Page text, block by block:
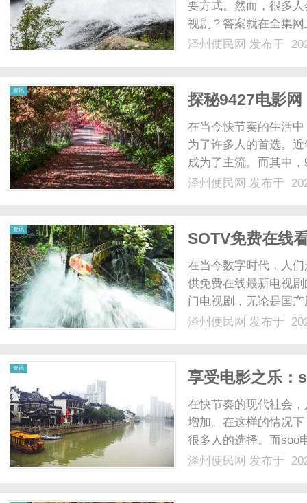
要方式。然而，很多
视剧？答案就在全集
平台，为广大观众提
泽州便民网 发布于
资讯
探秘9427电影
在当今快节奏的生活
为了许多人的首选。
成为了主流。而其中
了许多影迷的新选择
泽州便民网 发布于
资讯
SOTV免费在线
在当今数字时代，人
供免费在线最新电视
门电视剧，无论是国
SOTV网站或App，就
泽州便民网 发布于
资讯
享受电影之乐：
在快节奏的现代社会
增加。在这样的情况
很多人的选择。而soo
台，让您随时随地尽
泽州便民网 发布于